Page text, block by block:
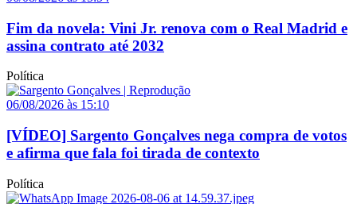
Fim da novela: Vini Jr. renova com o Real Madrid e
assina contrato até 2032
Política
06/08/2026 às 15:10
[VÍDEO] Sargento Gonçalves nega compra de votos
e afirma que fala foi tirada de contexto
Política